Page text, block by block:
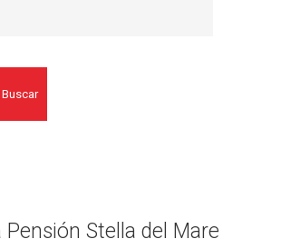
Buscar
Pensión Stella del Mare